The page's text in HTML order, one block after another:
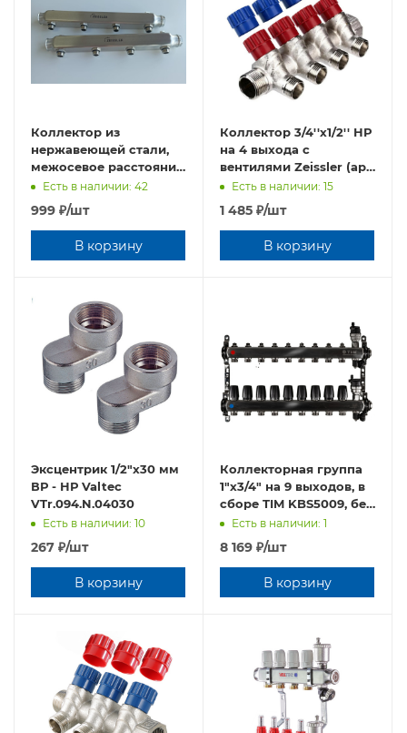
Коллектор из
нержавеющей стали,
межосевое расстояние
100 мм. 1*1/2", 3 выхода
ZEISSLER
Есть в наличии: 42
999 ₽/шт
В корзину
Коллектор 3/4''х1/2'' НР
на 4 выхода с
вентилями Zeissler (арт.
MR135N-3/4-4)
Есть в наличии: 15
1 485 ₽/шт
В корзину
Эксцентрик 1/2"х30 мм
ВР - НР Valtec
VTr.094.N.04030
Есть в наличии: 10
267 ₽/шт
В корзину
Коллекторная группа
1"х3/4" на 9 выходов, в
сборе TIM KBS5009, без
расходомеров
Есть в наличии: 1
8 169 ₽/шт
В корзину